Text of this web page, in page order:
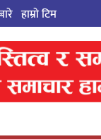
हाम्राे टिम